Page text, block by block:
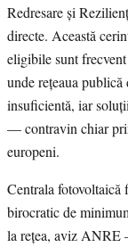
Redresare și
directe. Această
eligibile sunt
unde rețeaua publică
insuficientă, iar
— contravin chiar
europeni.
Centrala fotovoltaică
birocratic de
la rețea, aviz ANRE